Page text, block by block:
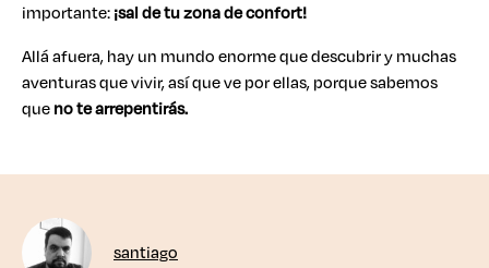
importante:¡sal de tu zona de confort!
Allá afuera, hay un mundo enorme que descubrir y muchas
aventuras que vivir, así que ve por ellas, porque sabemos
queno te arrepentirás.
santiago